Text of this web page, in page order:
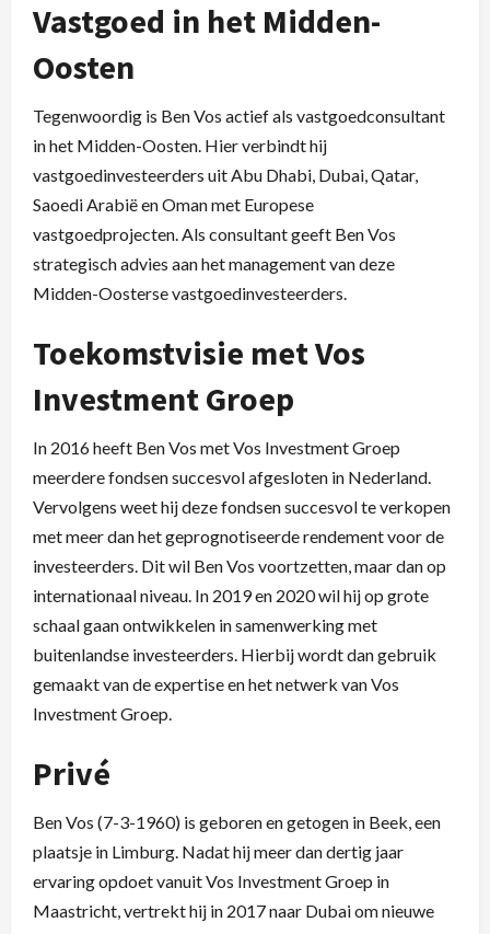
Vastgoed in het Midden-
Oosten
Tegenwoordig is Ben Vos actief als vastgoedconsultant
in het Midden-Oosten. Hier verbindt hij
vastgoedinvesteerders uit Abu Dhabi, Dubai, Qatar,
Saoedi Arabië en Oman met Europese
vastgoedprojecten. Als consultant geeft Ben Vos
strategisch advies aan het management van deze
Midden-Oosterse vastgoedinvesteerders.
Toekomstvisie met Vos
Investment Groep
In 2016 heeft Ben Vos met Vos Investment Groep
meerdere fondsen succesvol afgesloten in Nederland.
Vervolgens weet hij deze fondsen succesvol te verkopen
met meer dan het geprognotiseerde rendement voor de
investeerders. Dit wil Ben Vos voortzetten, maar dan op
internationaal niveau. In 2019 en 2020 wil hij op grote
schaal gaan ontwikkelen in samenwerking met
buitenlandse investeerders. Hierbij wordt dan gebruik
gemaakt van de expertise en het netwerk van Vos
Investment Groep.
Privé
Ben Vos (7-3-1960) is geboren en getogen in Beek, een
plaatsje in Limburg. Nadat hij meer dan dertig jaar
ervaring opdoet vanuit Vos Investment Groep in
Maastricht, vertrekt hij in 2017 naar Dubai om nieuwe